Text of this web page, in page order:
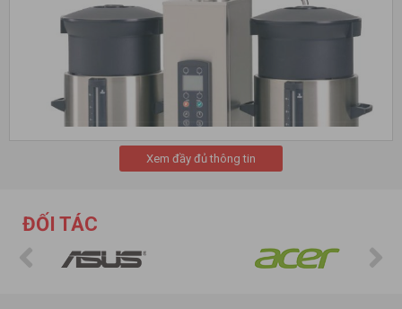
Xem đầy đủ thông tin
ĐỐI TÁC